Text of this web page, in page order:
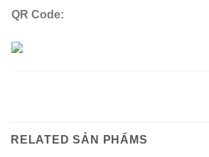
QR Code:
RELATED SẢN PHẨMS